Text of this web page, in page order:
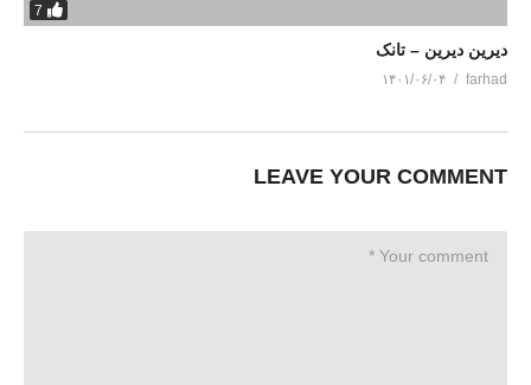
7
دیرین دیرین – تانک
farhad ۱۴۰۱/۰۶/۰۴
LEAVE YOUR COMMENT